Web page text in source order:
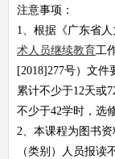
注意事项：
1、根据《广东省
术人员继续教育工
[2018]277号）文件
累计不少于12天或
不少于42学时，选
2、本课程为图书
（类别）人员报读